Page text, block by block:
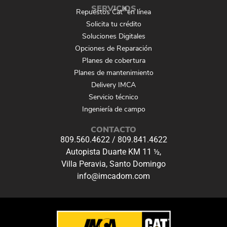
SERVICIOS
Repuestos Cat®en línea
Solicita tu crédito
Soluciones Digitales
Opciones de Reparación
Planes de cobertura
Planes de mantenimiento
Delivery IMCA
Servicio técnico
Ingeniería de campo
CONTACTO
809.560.4622/ 809.841.4622
Autopista Duarte KM 11 ½,
Villa Peravia, Santo Domingo
info@imcadom.com